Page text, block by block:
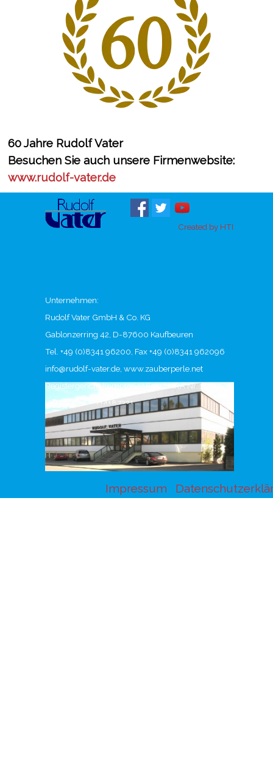
60 Jahre Rudolf Vater
Besuchen Sie auch unsere Firmenwebsite:
www.rudolf-vater.de
Created by HTI
Unternehmen:
Rudolf Vater GmbH & Co. KG
Gablonzerring 42, D-87600 Kaufbeuren
Tel. +49 (0)8341 96200, Fax +49 (0)8341 962096
info@rudolf-vater.de, www.zauberperle.net
Registergericht Kempten/Allgäu,HRA Nr. 10352
USt-ID Nr. DE314187221
Impressum